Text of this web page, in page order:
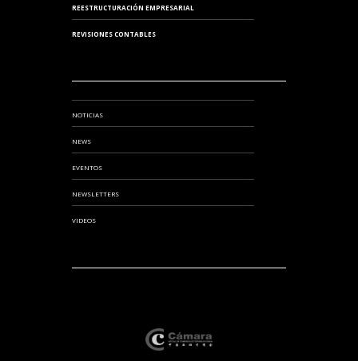
REESTRUCTURACIÓN EMPRESARIAL
REVISIONES CONTABLES
NOTICIAS
NEWS
EVENTOS
NEWSLETTERS
VIDEOS